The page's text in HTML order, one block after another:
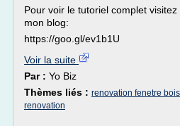
Pour voir le tutoriel complet
mon blog:
https://goo.gl/ev1b1U
Voir la suite
Par : Yo Biz
Thèmes liés : renovation fenetre
renovation